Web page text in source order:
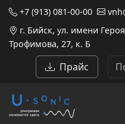
+7 (913) 081-00-00
г. Бийск, ул. имени
Трофимова, 27, к. Б
Прайс